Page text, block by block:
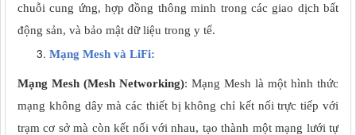
chuỗi cung ứng, hợp đồng thông minh trong các giao dịch bất
động sản, và bảo mật dữ liệu trong y tế.
Mạng Mesh và LiFi:
Mạng Mesh (Mesh Networking): Mạng Mesh là một hình thức
mạng không dây mà các thiết bị không chỉ kết nối trực tiếp với
trạm cơ sở mà còn kết nối với nhau, tạo thành một mạng lưới tự